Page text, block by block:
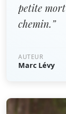
petite mort
chemin.”
AUTEUR
Marc Lévy